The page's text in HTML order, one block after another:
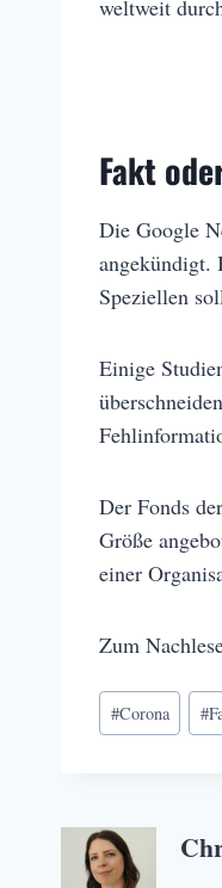
weltweit
Fakt
Die Google
angekündigt.
Speziellen
Einige
Der Fonds
Größe
einer
Zum
Schlagworte:
#Corona #